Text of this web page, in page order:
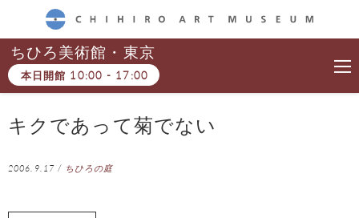
CHIHIRO ART MUSEUM
ちひろ美術館・東京
本日開館 10:00 - 17:00
キクであって菊でない
2006.9.17 / ちひろの庭